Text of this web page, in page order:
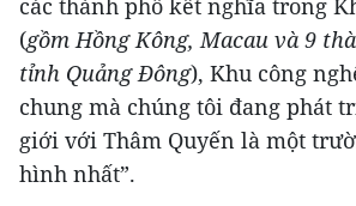
các thành phố kết nghĩa trong
(gồm Hồng Kông, Macau và 9
tỉnh Quảng Đông), Khu công
chung mà chúng tôi đang phát
giới với Thâm Quyến là một
hình nhất”.